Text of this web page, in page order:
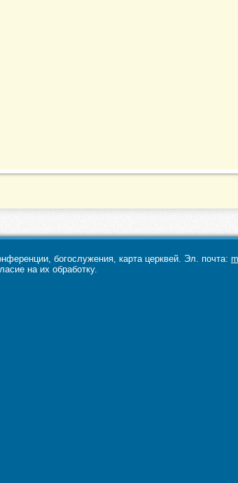
богослужения, карта церквей. Эл. почта:
на их обработку.